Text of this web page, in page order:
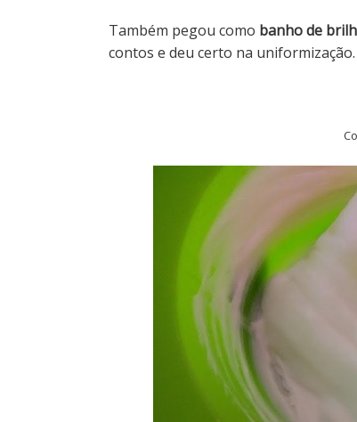
Também pegou como banho de
contos e deu certo na uniformização.